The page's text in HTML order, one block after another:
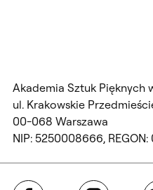
Akademia Sztuk Pięknych
ul. Krakowskie
00-068 Warszawa
NIP: 5250008666,